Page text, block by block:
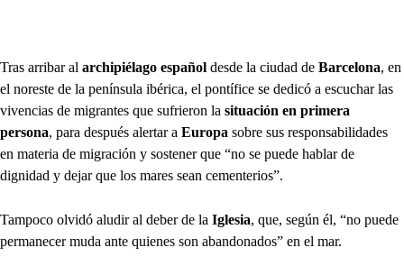
Tras arribar al archipiélago español desde la ciudad de Barcelona, en
el noreste de la península ibérica, el pontífice se dedicó a escuchar las
vivencias de migrantes que sufrieron la situación en primera
persona, para después alertar a Europa sobre sus responsabilidades
en materia de migración y sostener que “no se puede hablar de
dignidad y dejar que los mares sean cementerios”.
Tampoco olvidó aludir al deber de la Iglesia, que, según él, “no puede
permanecer muda ante quienes son abandonados” en el mar.